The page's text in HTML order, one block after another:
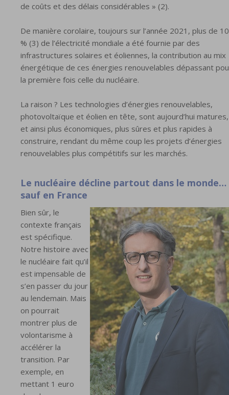
de coûts et des délais considérables » (2).
De manière corolaire, toujours sur l’année 2021, plus de 10
% (3) de l’électricité mondiale a été fournie par des
infrastructures solaires et éoliennes, la contribution au mix
énergétique de ces énergies renouvelables dépassant
la première fois celle du nucléaire.
La raison ? Les technologies d’énergies renouvelables,
photovoltaïque et éolien en tête, sont aujourd’hui matures,
et ainsi plus économiques, plus sûres et plus rapides à
construire, rendant du même coup les projets d’énergies
renouvelables plus compétitifs sur les marchés.
Le nucléaire décline partout dans le monde…
sauf en France
Bien sûr, le
contexte français
est spécifique.
Notre histoire avec
le nucléaire fait qu’il
est impensable de
s’en passer du jour
au lendemain. Mais
on pourrait
montrer plus de
volontarisme à
accélérer la
transition. Par
exemple, en
mettant 1 euro